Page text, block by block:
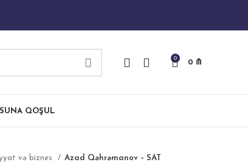
0
0 ₼
QOŞUL
və biznes Azad Qəhrəmanov – SAT